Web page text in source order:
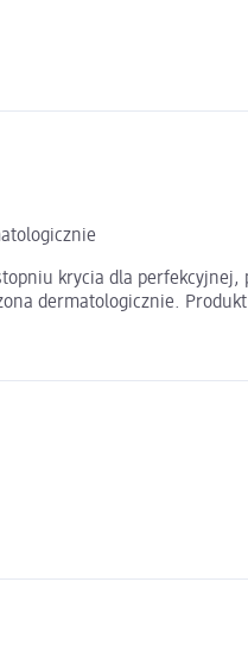
krycia dla
dermatologicznie.